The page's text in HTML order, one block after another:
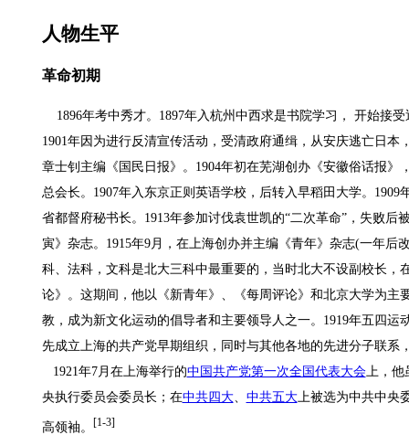
人物生平
革命初期
1896年考中秀才。1897年入杭州中西求是书院学习， 开始接受
1901年因为进行反清宣传活动，受清政府通缉，从安庆逃亡日
章士钊主编《国民日报》。1904年初在芜湖创办《安徽俗话报
总会长。1907年入东京正则英语学校，后转入早稻田大学。
省都督府秘书长。1913年参加讨伐袁世凯的“二次革命”，失败后
寅》杂志。1915年9月，在上海创办并主编《青年》杂志(一年后
科、法科，文科是北大三科中最重要的，当时北大不设副校长，
论》。这期间，他以《新青年》、《每周评论》和北京大学为
教，成为新文化运动的倡导者和主要领导人之一。1919年五四
先成立上海的共产党早期组织，同时与其他各地的先进分子联
1921年7月在上海举行的中国共产党第一次全国代表大会上，他
央执行委员会委员长；在中共四大、 中共五大上被选为中共中央
高领袖。 [1-3]